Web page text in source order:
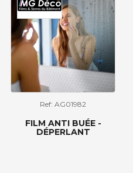
Ref: AG01982
FILM ANTI BUÉE -
DÉPERLANT